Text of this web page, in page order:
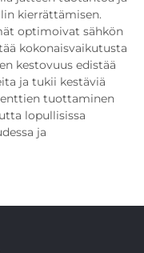
kierrättämisen.
optimoivat sähkön
kokonaisvaikutusta
kestovuus edistää
ja tukii kestäviä
tuottaminen
lopullisissa
ja